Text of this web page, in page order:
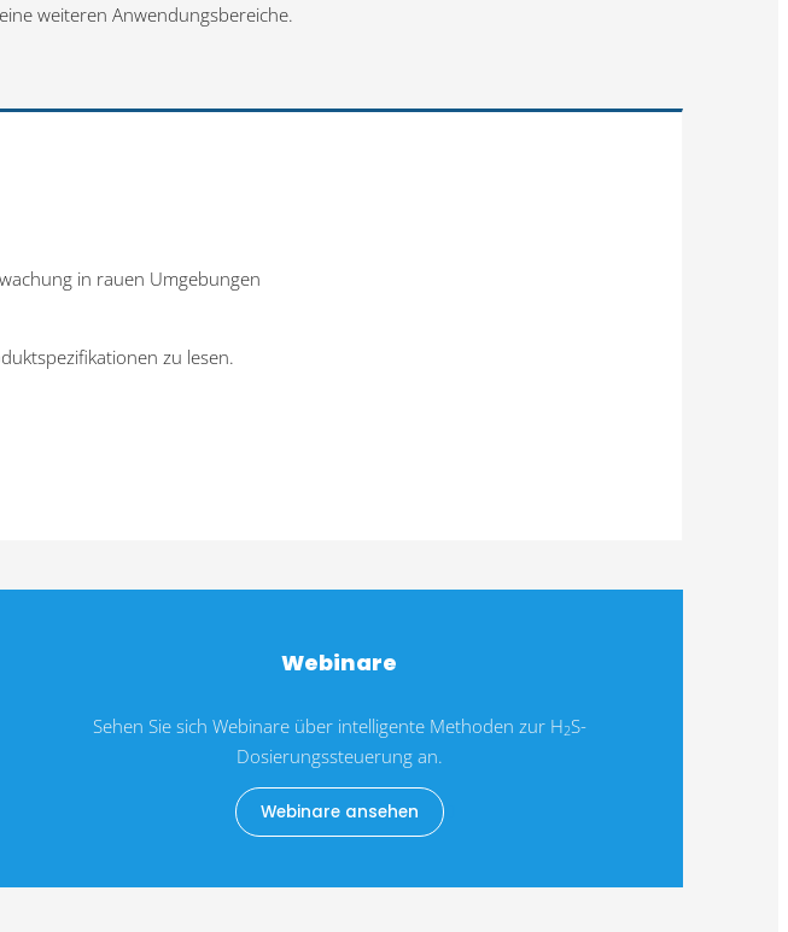
weiteren Anwendungsbereiche.
in rauen Umgebungen
zu lesen.
Webinare
Sehen Sie sich Webinare über intelligente Methoden zur H2S-
Dosierungssteuerung an.
Webinare ansehen